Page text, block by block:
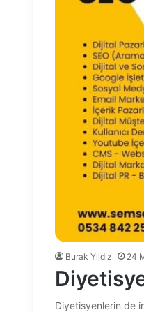
Burak Yıldız 24
Diyetisyenlerin de